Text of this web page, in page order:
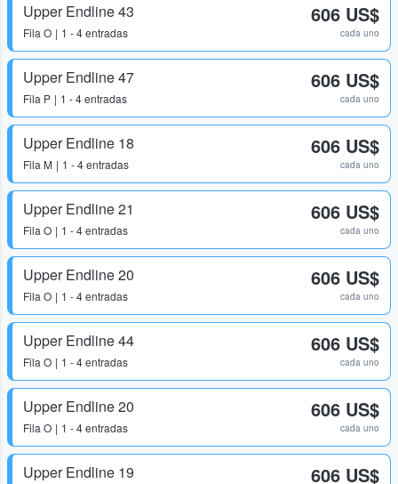
Upper Endline 43
Fila O 1 - 4 entradas
606 US$
cada uno
Upper Endline 47
Fila P 1 - 4 entradas
606 US$
cada uno
Upper Endline 18
Fila M 1 - 4 entradas
606 US$
cada uno
Upper Endline 21
Fila O 1 - 4 entradas
606 US$
cada uno
Upper Endline 20
Fila O 1 - 4 entradas
606 US$
cada uno
Upper Endline 44
Fila O 1 - 4 entradas
606 US$
cada uno
Upper Endline 20
Fila O 1 - 4 entradas
606 US$
cada uno
Upper Endline 19 606 US$